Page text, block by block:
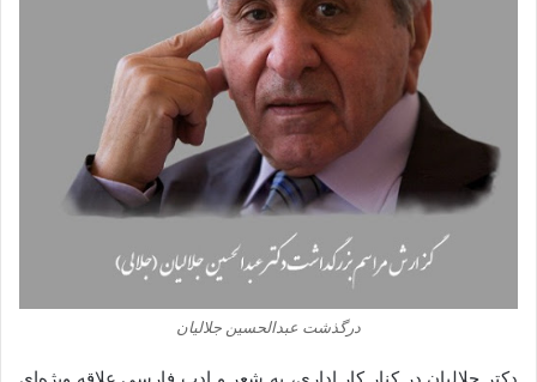
درگذشت عبدالحسین جلالیان
دکتر جلالیان در کنار کار اداری، به شعر و ادب فارسی علاقه ویژه‌ای